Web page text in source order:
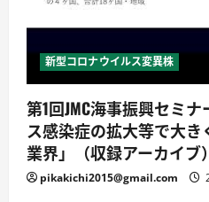
新型コロナウイルス変異株
第1回JMC海事振興セミ
ス感染症の拡大等で大
業界」（収録アーカイブ）
pikakichi2015@gmail.com